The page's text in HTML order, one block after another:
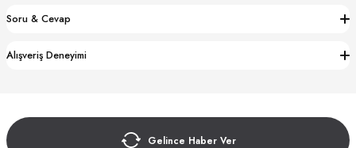
Soru & Cevap
Alışveriş Deneyimi
Gelince Haber Ver